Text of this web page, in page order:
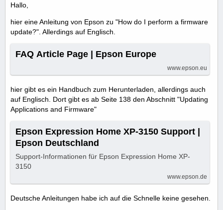
Hallo,
hier eine Anleitung von Epson zu "How do I perform a firmware
update?". Allerdings auf Englisch.
FAQ Article Page | Epson Europe
www.epson.eu
hier gibt es ein Handbuch zum Herunterladen, allerdings auch
auf Englisch. Dort gibt es ab Seite 138 den Abschnitt "Updating
Applications and Firmware"
Epson Expression Home XP-3150 Support |
Epson Deutschland
Support-Informationen für Epson Expression Home XP-
3150
www.epson.de
Deutsche Anleitungen habe ich auf die Schnelle keine gesehen.